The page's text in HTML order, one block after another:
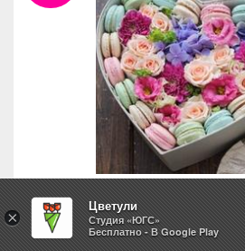
С любовью
×
Цветули
Студия «ЮГС»
Бесплатно - В Google Play